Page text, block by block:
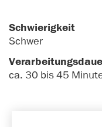
Schwierigkeit
Schwer
ca. 30 bis 45